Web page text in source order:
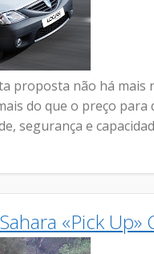
proposta não há
do que o preço
segurança e
«Pick Up»